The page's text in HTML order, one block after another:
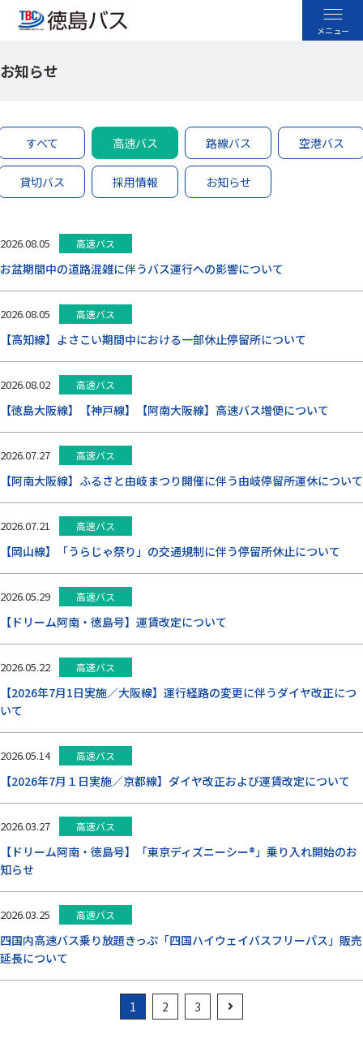
空港バス
路線バス
採用情報
お忘れ物のお問い合わせ
よくあるご質問
お問い合わせ
お知らせ
すべて 高速バス 路線バス 空港バス
貸切バス 採用情報 お知らせ
2026.08.05 高速バス
お盆期間中の道路混雑に伴うバス運行への影響について
2026.08.05 高速バス
【高知線】よさこい期間中における一部休止停留所について
2026.08.02 高速バス
【徳島大阪線】【神戸線】【阿南大阪線】高速バス増便について
2026.07.27 高速バス
【阿南大阪線】ふるさと由岐まつり開催に伴う由岐停留所運休について
2026.07.21 高速バス
【岡山線】「うらじゃ祭り」の交通規制に伴う停留所休止について
2026.05.29 高速バス
【ドリーム阿南・徳島号】運賃改定について
2026.05.22 高速バス
【2026年7月1日実施／大阪線】運行経路の変更に伴うダイヤ改正につ
いて
2026.05.14 高速バス
【2026年7月１日実施／京都線】ダイヤ改正および運賃改定について
2026.03.27 高速バス
【ドリーム阿南・徳島号】「東京ディズニーシー®」乗り入れ開始のお
知らせ
2026.03.25 高速バス
四国内高速バス乗り放題きっぷ「四国ハイウェイバスフリーパス」販売
延長について
1 2 3